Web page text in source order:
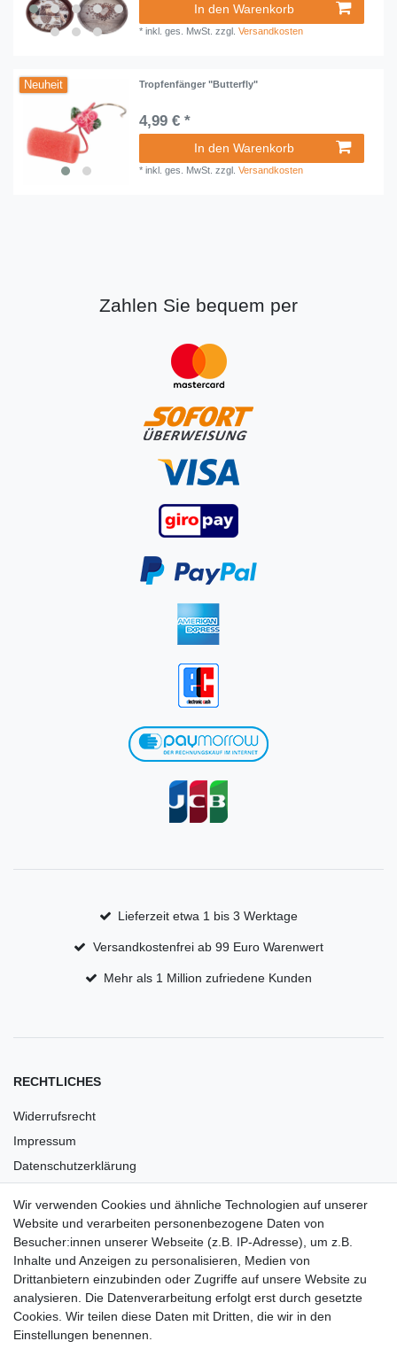
In den Warenkorb
*inkl. ges. MwSt. zzgl.Versandkosten
Neuheit Tropfenfänger "Butterfly"
4,99 € *
In den Warenkorb
*inkl. ges. MwSt. zzgl.Versandkosten
Zahlen Sie bequem per
Lieferzeit etwa 1 bis 3 Werktage
Versandkostenfrei ab 99 Euro Warenwert
Mehr als 1 Million zufriedene Kunden
RECHTLICHES
Widerrufsrecht
Impressum
Datenschutzerklärung
Versandkosten
Barrierefreiheit
Anleitungen
Vertrag widerrufen
PARTNER
Wir verwenden Cookies und ähnliche Technologien auf unserer
Website und verarbeiten personenbezogene Daten von
Besucher:innen unserer Webseite (z.B. IP-Adresse), um z.B.
Inhalte und Anzeigen zu personalisieren, Medien von
Drittanbietern einzubinden oder Zugriffe auf unsere Website zu
analysieren. Die Datenverarbeitung erfolgt erst durch gesetzte
Cookies. Wir teilen diese Daten mit Dritten, die wir in den
Einstellungen benennen.